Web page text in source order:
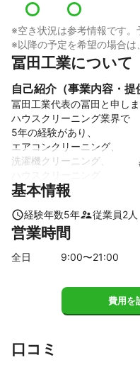
※空き状況は参考情報です。
※以降の予定を希望の場合は
冨田工業について
自己紹介（事業内容・提
冨田工業代表の冨田と申しま
ハウスクリーニング業界で
5年の経験があり、
エアコンクリーニング、
洗濯機クリーニング、
をはじめとする豊富な
ーニング70件、エアコンク
67件、浴槽・水周りクリー
しています。お客さまにご
で、お客さま一人ひとりに
どうぞよろしくお願いいた
これまでの実績
エアコンクリーニング 60件
基本情報
経験年数5年 従業員2人
営業時間
全日 9:00〜21:00
費用を
口コミ